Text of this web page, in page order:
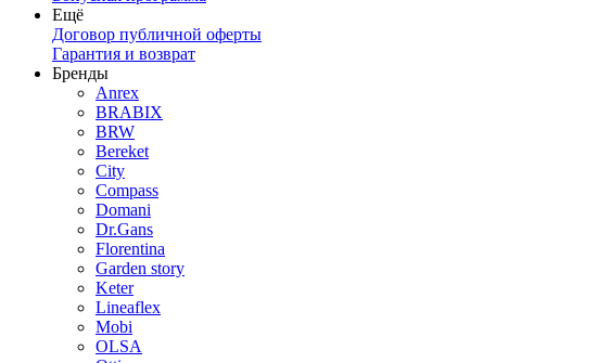
Ещё
Договор публичной оферты
Гарантия и возврат
Бренды
Anrex
BRABIX
BRW
Bereket
City
Compass
Domani
Dr.Gans
Florentina
Garden story
Keter
Lineaflex
Mobi
OLSA